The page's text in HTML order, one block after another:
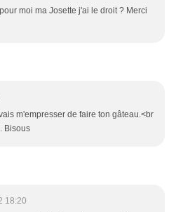
moi ma Josette j'ai le droit ? Merci
m'empresser de faire ton gâteau.<br
Bisous
18:20